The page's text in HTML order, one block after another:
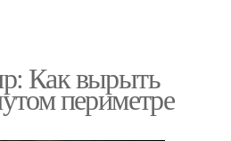
Как вырыть
периметре